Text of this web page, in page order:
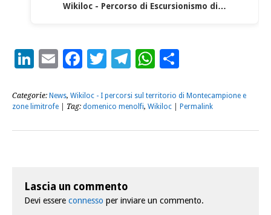
Wikiloc - Percorso di Escursionismo di…
LinkedIn
EmailFacebook
Twitter
Telegram
WhatsApp
Categorie: News, Wikiloc - I percorsi sul territorio di Montecampione e
zone limitrofe | Tag: domenico menolfi, Wikiloc Permalink
Lascia un commento
Devi essere connesso per inviare un commento.